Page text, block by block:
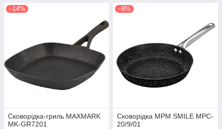
–14%
Сковорідка-гриль MAXMARK
MK-GR7201
–9%
Сковорідка MPM SMILE MPC-
20/9/01